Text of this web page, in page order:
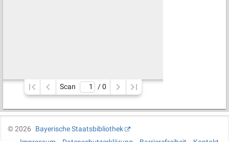
Scan / 0
©2026
Bayerische Staatsbibliothek